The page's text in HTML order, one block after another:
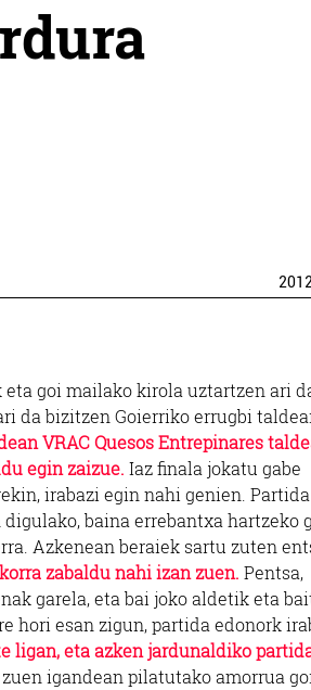
2012
goi mailako kirola uztartzen ari
da bizitzen Goierriko errugbi
VRAC Quesos Entrepinares
egin zaizue. Iaz finala jokatu gabe
irabazi egin nahi genien.
baina errebantxa hartzeko
Azkenean beraiek sartu zuten
zabaldu nahi izan zuen. Pentsa,
garela, eta bai joko aldetik eta
hori esan zigun, partida edonork
ligan, eta azken jardunaldiko
igandean pilatutako amorrua